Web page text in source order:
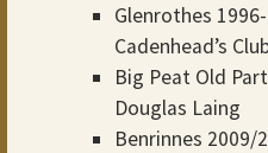
Glenrothes
Cadenhead’s
Big Peat Old
Douglas Laing
Benrinnes 2009/